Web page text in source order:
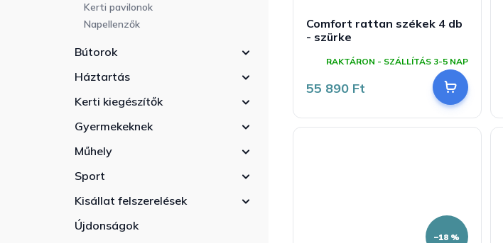
Kerti pavilonok
Napellenzők
Bútorok
Háztartás
Kerti kiegészítők
Gyermekeknek
Műhely
Sport
Kisállat felszerelések
Újdonságok
Comfort rattan székek 4 db
- szürke
RAKTÁRON - SZÁLLÍTÁS 3-5 NAP
55 890 Ft
–18 %